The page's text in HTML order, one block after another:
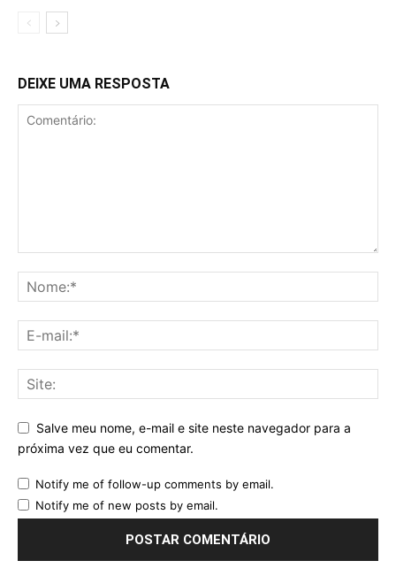
DEIXE UMA RESPOSTA
Salve meu nome, e-mail e site neste navegador para a
próxima vez que eu comentar.
Notify me of follow-up comments by email.
Notify me of new posts by email.